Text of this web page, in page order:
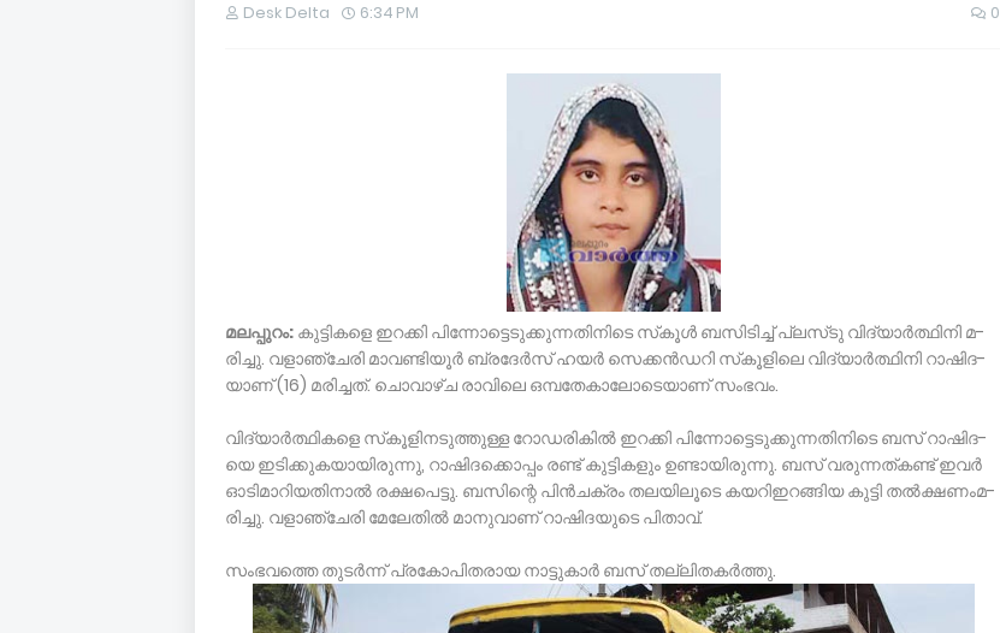
Desk Delta 6:34 PM 0
മ­ല­പ്പുറം: കു­ട്ടിക­ളെ ഇറ­ക്കി പി­ന്നോ­ട്ടെ­ടു­ക്കു­ന്ന­തി­നി­ടെ സ്­കൂള്‍ ബ­സി­ടി­ച്ച് പ്ല­സ്­ടു വി­ദ്യാര്‍­ത്ഥിനി മ­
രിച്ചു. വ­ളാ­ഞ്ചേ­രി മാ­വ­ണ്ടി­യൂര്‍ ബ്ര­ദേര്‍­സ് ഹ­യര്‍­ സെ­ക്കന്‍ഡ­റി സ്­കൂ­ളി­ലെ വി­ദ്യാര്‍­ത്ഥി­നി റാ­ഷി­ദ­
യാ­ണ് (16) മ­രി­ച്ചത്. ചൊ­വാഴ്­ച രാ­വി­ലെ ഒ­മ്പ­തേകാ­ലോ­ടെ­യാ­ണ് സം­ഭവം.
വി­ദ്യാര്‍­ത്ഥി­ക­ളെ സ്­കൂ­ളി­ന­ടു­ത്തുള്ള റോ­ഡ­രി­കില്‍ ഇറ­ക്കി പി­ന്നോ­ട്ടെ­ടു­ക്കു­ന്ന­തി­നിടെ ബ­സ് റാ­ഷിദ­
യെ ഇ­ടി­ക്കു­ക­യാ­യി­രുന്നു, റാ­ഷി­ദ­ക്കൊ­പ്പം ര­ണ്ട് കു­ട്ടി­കളും ഉ­ണ്ടാ­യി­രുന്നു. ബ­സ് വ­രു­ന്ന­ത്ക­ണ്ട് ഇവര്‍
ഓ­ടി­മാ­റി­യ­തി­നാല്‍ ര­ക്ഷ­പെട്ടു. ബ­സി­ന്റെ പിന്‍­ചക്രം ത­ല­യി­ലൂ­ടെ ക­യ­റി­ഇ­റങ്ങിയ കു­ട്ടി തല്‍­ക്ഷ­ണം­മ­
രിച്ചു. വ­ളാ­ഞ്ചേ­രി മേ­ലേ­തില്‍ മാ­നു­വാ­ണ് റാ­ഷി­ദ­യു­ടെ പി­താവ്.
സം­ഭവ­ത്തെ തു­ടര്‍­ന്ന് പ്ര­കോ­പി­തരാ­യ നാ­ട്ടു­കാര്‍ ബസ് തല്ലി­ത­കര്‍ത്തു.